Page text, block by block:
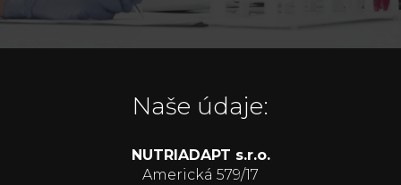
Naše údaje:
NUTRIADAPT s.r.o.
Americká 579/17